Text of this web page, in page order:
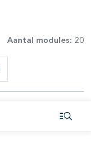
Aantal modules: 20